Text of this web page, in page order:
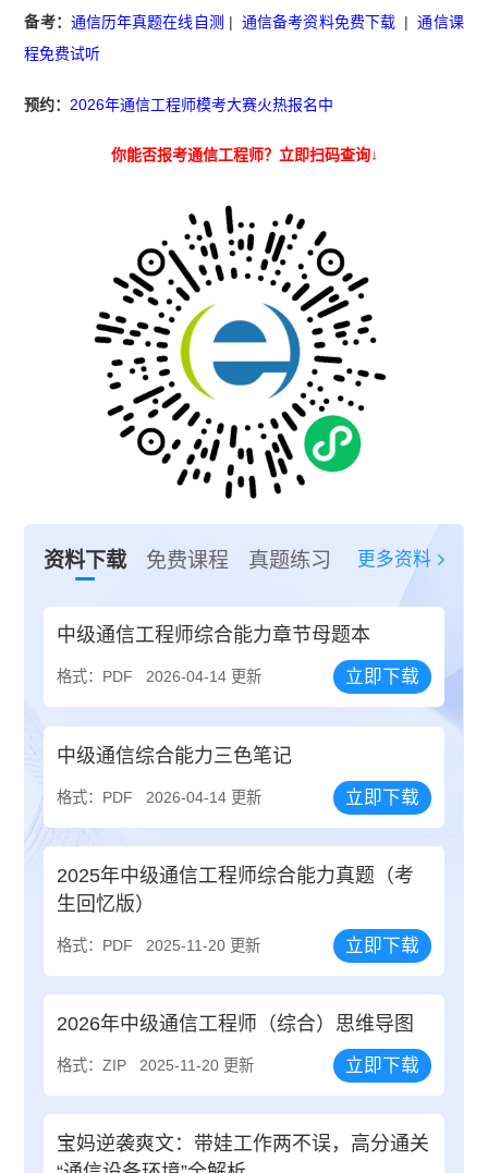
备考： 通信历年真题在线自测 |通信备考资料免费下载 |通信课
程免费试听
预约： 2026年通信工程师模考大赛火热报名中
你能否报考通信工程师？立即扫码查询↓
资料下载 免费课程 真题练习 更多资料
中级通信工程师综合能力章节母题本
格式：PDF 2026-04-14 更新 立即下载
中级通信综合能力三色笔记
格式：PDF 2026-04-14 更新 立即下载
2025年中级通信工程师综合能力真题（考
生回忆版）
格式：PDF 2025-11-20 更新 立即下载
2026年中级通信工程师（综合）思维导图
格式：ZIP 2025-11-20 更新 立即下载
宝妈逆袭爽文：带娃工作两不误，高分通关